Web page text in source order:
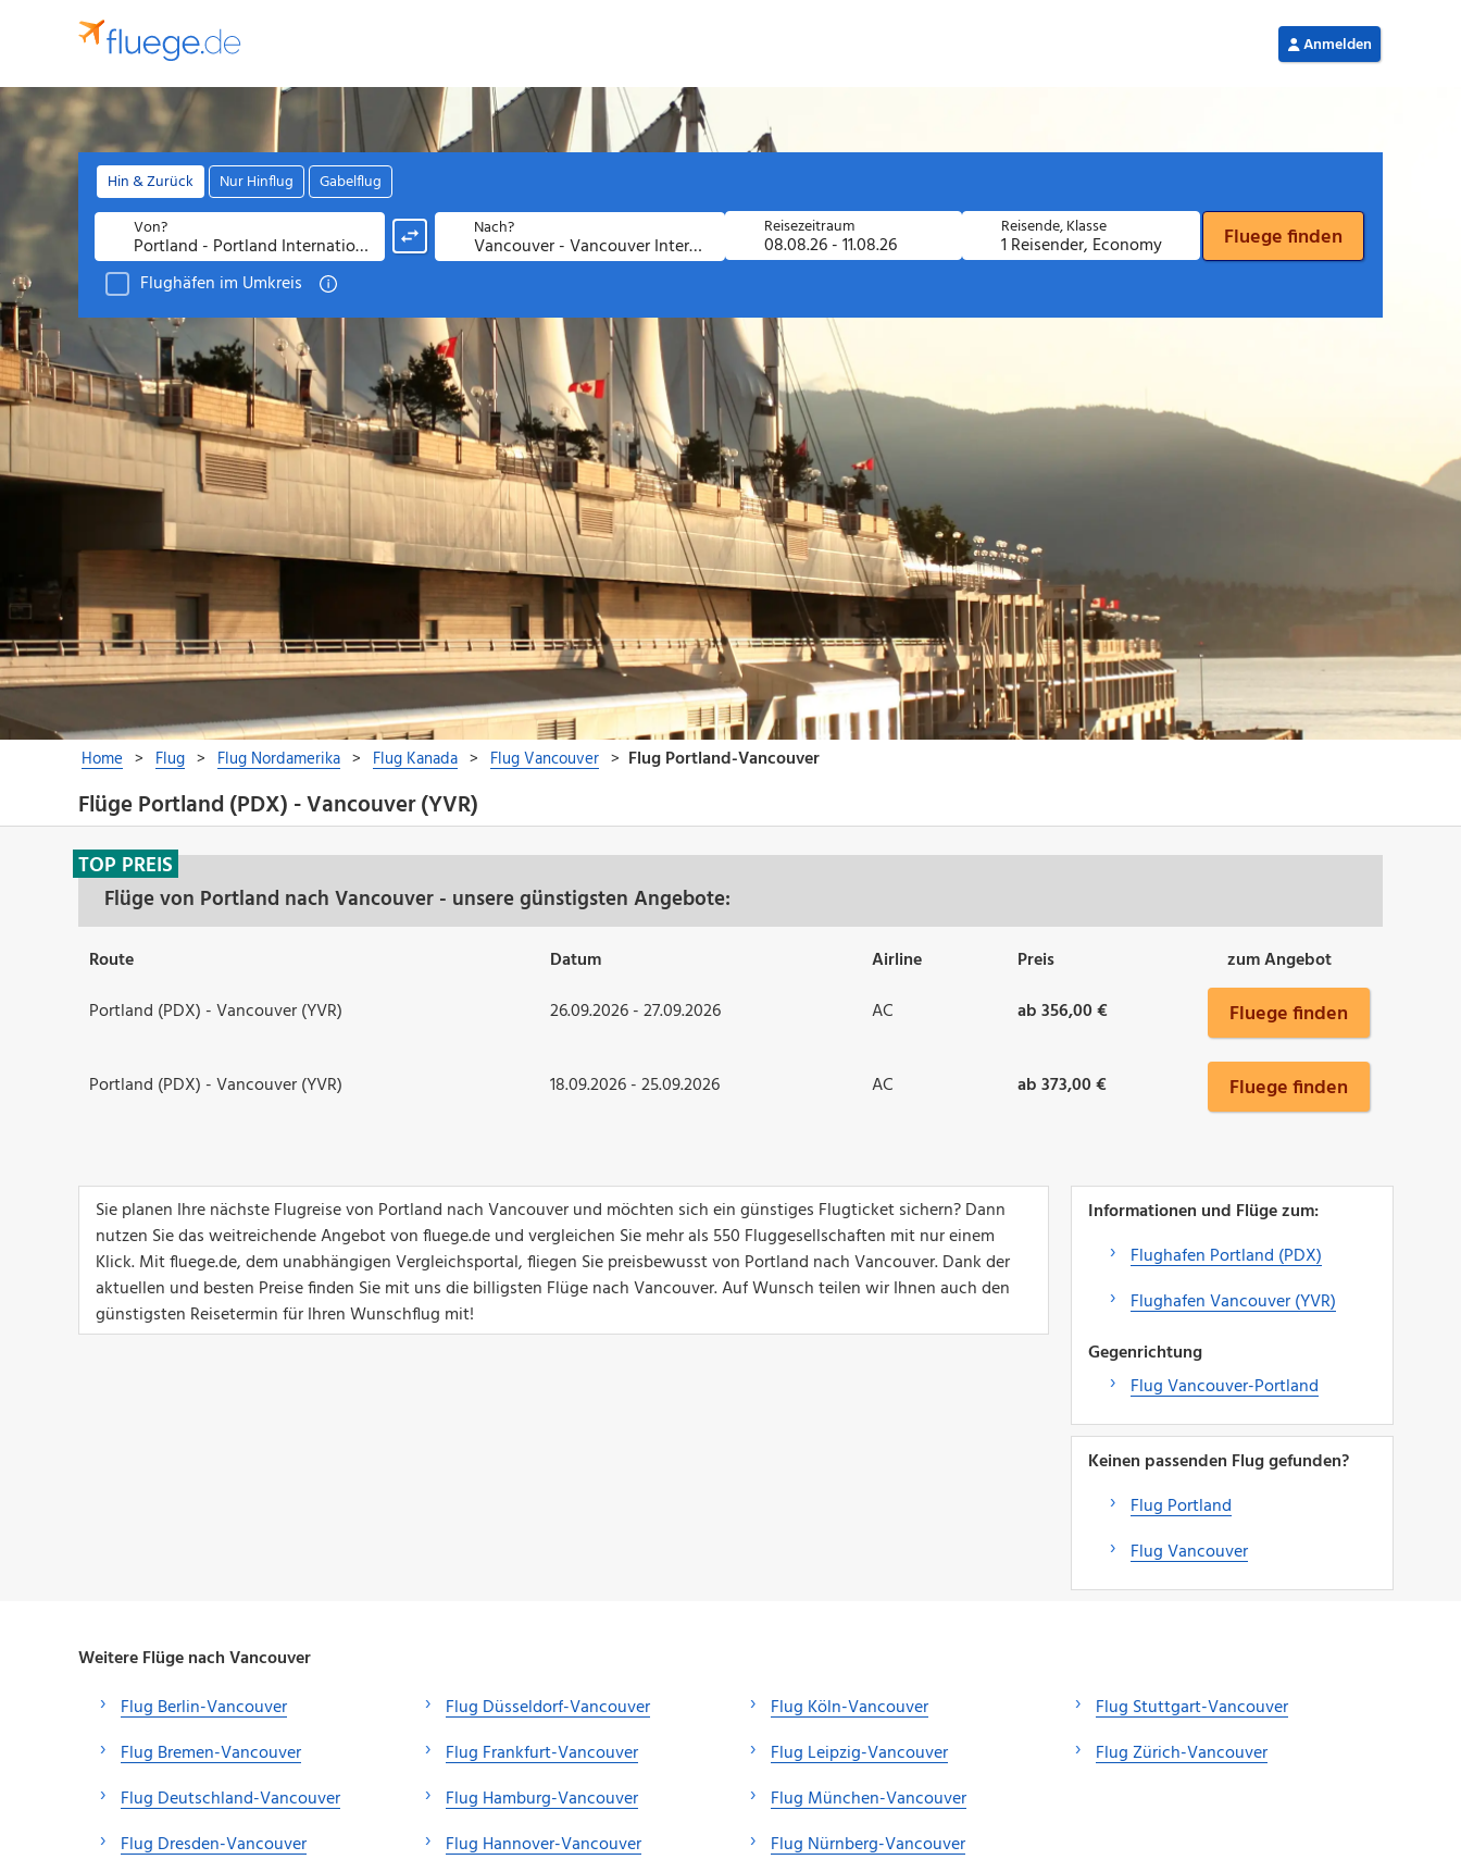
Flüge Portland (PDX) - Vancouver (YVR)
Flüge von Portland nach Vancouver - unsere günstigsten Angebote:
TOP PREIS
Route Datum Airline Preis
zum Angebot
Portland (PDX) - Vancouver (YVR)
26.09.2026 - 27.09.2026 AC ab 356,00 € Fluege finden
Portland (PDX) - Vancouver (YVR) 18.09.2026 - 25.09.2026 AC ab 373,00 € Fluege finden
Sie planen Ihre nächste Flugreise von Portland nach Vancouver und möchten sich ein günstiges Flugticket sichern? Dann
nutzen Sie das weitreichende Angebot von fluege.de und vergleichen Sie mehr als 550 Fluggesellschaften mit nur einem
Klick. Mit fluege.de, dem unabhängigen Vergleichsportal, fliegen Sie preisbewusst von Portland nach Vancouver. Dank der
aktuellen und besten Preise finden Sie mit uns die billigsten Flüge nach Vancouver. Auf Wunsch teilen wir Ihnen auch den
günstigsten Reisetermin für Ihren Wunschflug mit!
Informationen und Flüge zum:
Flughafen Portland (PDX)
Flughafen Vancouver (YVR)
Gegenrichtung
Flug Vancouver-Portland
Keinen passenden Flug gefunden?
Flug Portland
Flug Vancouver
Weitere Flüge nach Vancouver
Flug Berlin-Vancouver
Flug Bremen-Vancouver
Flug Deutschland-Vancouver
Flug Dresden-Vancouver
Flug Düsseldorf-Vancouver
Flug Frankfurt-Vancouver
Flug Hamburg-Vancouver
Flug Hannover-Vancouver
Flug Köln-Vancouver
Flug Leipzig-Vancouver
Flug München-Vancouver
Flug Nürnberg-Vancouver
Flug Stuttgart-Vancouver
Flug Zürich-Vancouver